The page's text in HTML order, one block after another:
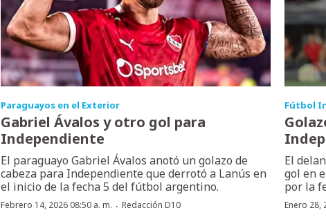
Paraguayos en el Exterior
Gabriel Ávalos y otro gol para
Independiente
El paraguayo Gabriel Ávalos anotó un golazo de
cabeza para Independiente que derrotó a Lanús en
el inicio de la fecha 5 del fútbol argentino.
Febrero 14, 2026 08:50 a. m. ·Redacción D10
Fútbol
El
gol en
por la
Enero 28,